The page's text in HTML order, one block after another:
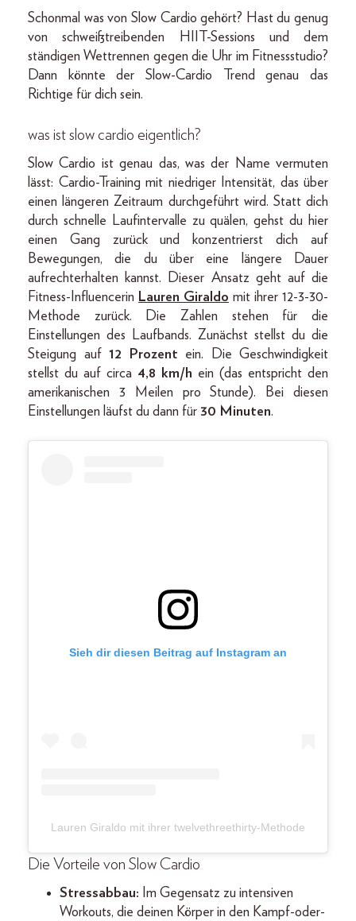
Schonmal was von Slow Cardio gehört? Hast du genug
von schweißtreibenden HIIT-Sessions und dem
ständigen Wettrennen gegen die Uhr im Fitnessstudio?
Dann könnte der Slow-Cardio Trend genau das
Richtige für dich sein.
was ist slow cardio eigentlich?
Slow Cardio ist genau das, was der Name vermuten
lässt: Cardio-Training mit niedriger Intensität, das über
einen längeren Zeitraum durchgeführt wird. Statt dich
durch schnelle Laufintervalle zu quälen, gehst du hier
einen Gang zurück und konzentrierst dich auf
Bewegungen, die du über eine längere Dauer
aufrechterhalten kannst. Dieser Ansatz geht auf die
Fitness-Influencerin Lauren Giraldo mit ihrer 12-3-30-
Methode zurück. Die Zahlen stehen für die
Einstellungen des Laufbands. Zunächst stellst du die
Steigung auf 12 Prozent ein. Die Geschwindigkeit
stellst du auf circa 4,8 km/h ein (das entspricht den
amerikanischen 3 Meilen pro Stunde). Bei diesen
Einstellungen läufst du dann für 30 Minuten.
Sieh dir diesen Beitrag auf Instagram an
Lauren Giraldo mit ihrer twelvethreethirty-Methode
Die Vorteile von Slow Cardio
Stressabbau: Im Gegensatz zu intensiven
Workouts, die deinen Körper in den Kampf-oder-